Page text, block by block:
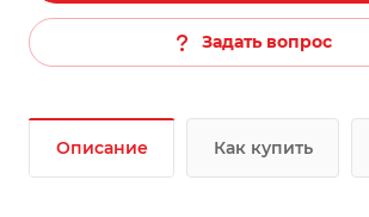
Задать вопрос
Описание Как купить